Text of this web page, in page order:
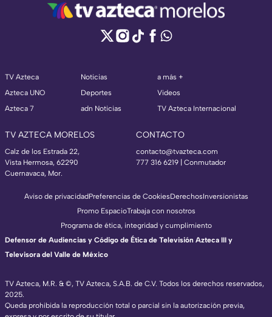
TV Azteca
Azteca UNO
Azteca 7
Noticias
Deportes
adn Noticias
a más +
Videos
TV Azteca Internacional
TV AZTECA MORELOS
Calz de los Estrada 22,
Vista Hermosa, 62290
Cuernavaca, Mor.
CONTACTO
contacto@tvazteca.com
777 316 6219 | Conmutador
TV Azteca, M.R. & ©, TV Azteca, S.A.B. de C.V. Todos los derechos reservados,
2025.
Queda prohibida la reproducción total o parcial sin la autorización previa,
Aviso de privacidadPreferencias de CookiesDerechosInversionistas
Promo EspacioTrabaja con nosotros
Programa de ética, integridad y cumplimiento
Defensor de Audiencias y Código de Ética de Televisión Azteca III y
Televisora del Valle de México